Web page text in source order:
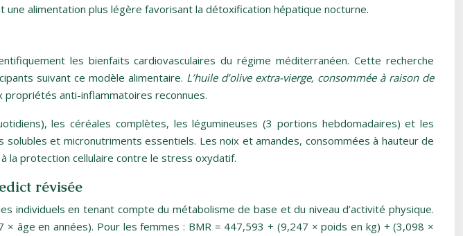
alimentation plus légère favorisant la détoxification hépatique nocturne.
les bienfaits cardiovasculaires du régime méditerranéen. Cette recherche
suivant ce modèle alimentaire. L’huile d’olive extra-vierge, consommée à raison de
anti-inflammatoires reconnues.
les céréales complètes, les légumineuses (3 portions hebdomadaires) et les
et micronutriments essentiels. Les noix et amandes, consommées à hauteur de
la protection cellulaire contre le stress oxydatif.
révisée
en tenant compte du métabolisme de base et du niveau d’activité physique.
âge en années). Pour les femmes : BMR = 447,593 + (9,247 × poids en kg) + (3,098 ×